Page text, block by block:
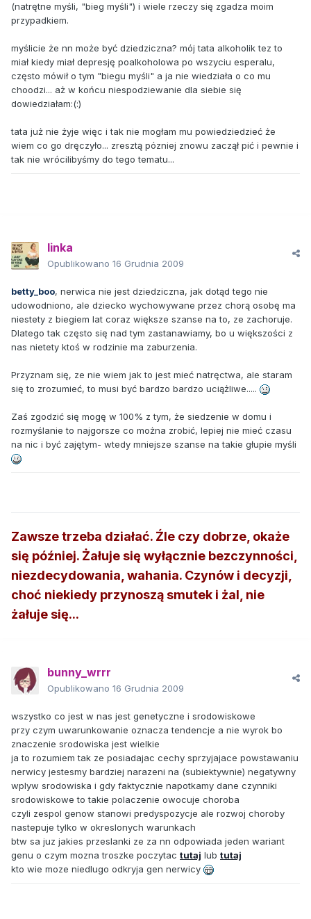
(natrętne myśli, "bieg myśli") i wiele rzeczy się zgadza moim
przypadkiem.
myślicie że nn może być dziedziczna? mój tata alkoholik tez to
miał kiedy miał depresję poalkoholowa po wszyciu esperalu,
często mówił o tym "biegu myśli" a ja nie wiedziała o co mu
choodzi... aż w końcu niespodziewanie dla siebie się
dowiedziałam:(:)
tata już nie żyje więc i tak nie mogłam mu powiedziedzieć że
wiem co go dręczyło... zresztą pózniej znowu zaczął pić i pewnie i
tak nie wrócilibyśmy do tego tematu...
linka
Opublikowano 16 Grudnia 2009
betty_boo, nerwica nie jest dziedziczna, jak dotąd tego nie
udowodniono, ale dziecko wychowywane przez chorą osobę ma
niestety z biegiem lat coraz większe szanse na to, ze zachoruje.
Dlatego tak często się nad tym zastanawiamy, bo u większości z
nas nietety ktoś w rodzinie ma zaburzenia.
Przyznam się, ze nie wiem jak to jest mieć natręctwa, ale staram
się to zrozumieć, to musi być bardzo bardzo uciążliwe.....
Zaś zgodzić się mogę w 100% z tym, że siedzenie w domu i
rozmyślanie to najgorsze co można zrobić, lepiej nie mieć czasu
na nic i być zajętym- wtedy mniejsze szanse na takie głupie myśli
Zawsze trzeba działać. Źle czy dobrze, okaże
się później. Żałuje się wyłącznie bezczynności,
niezdecydowania, wahania. Czynów i decyzji,
choć niekiedy przynoszą smutek i żal, nie
żałuje się...
bunny_wrrr
Opublikowano 16 Grudnia 2009
wszystko co jest w nas jest genetyczne i srodowiskowe
przy czym uwarunkowanie oznacza tendencje a nie wyrok bo
znaczenie srodowiska jest wielkie
ja to rozumiem tak ze posiadajac cechy sprzyjajace powstawaniu
nerwicy jestesmy bardziej narazeni na (subiektywnie) negatywny
wplyw srodowiska i gdy faktycznie napotkamy dane czynniki
srodowiskowe to takie polaczenie owocuje choroba
czyli zespol genow stanowi predyspozycje ale rozwoj choroby
nastepuje tylko w okreslonych warunkach
btw sa juz jakies przeslanki ze za nn odpowiada jeden wariant
genu o czym mozna troszke poczytac tutaj lub tutaj
kto wie moze niedlugo odkryja gen nerwicy